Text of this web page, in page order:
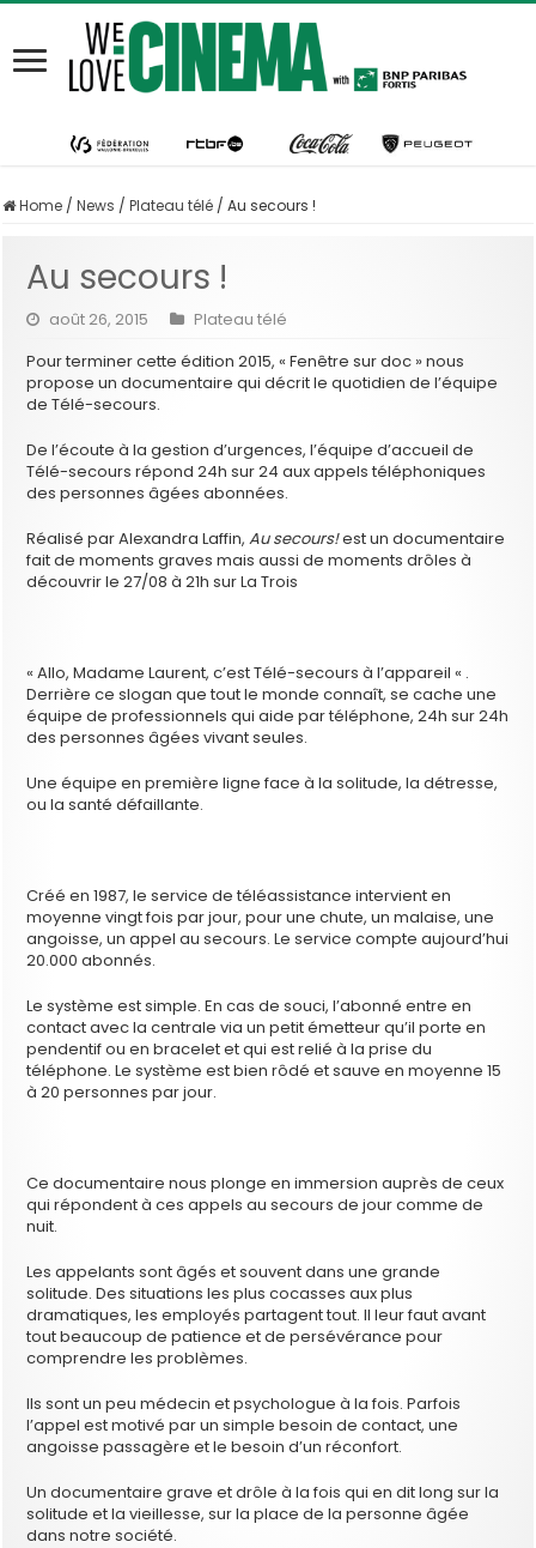
Home / News / Plateau télé / Au secours !
Au secours !
août 26, 2015
Plateau télé
Pour terminer cette édition 2015, « Fenêtre sur doc » nous
propose un documentaire qui décrit le quotidien de l’équipe
de Télé-secours.
De l’écoute à la gestion d’urgences, l’équipe d’accueil de
Télé-secours répond 24h sur 24 aux appels téléphoniques
des personnes âgées abonnées.
Réalisé par Alexandra Laffin,Au secours!est un documentaire
fait de moments graves mais aussi de moments drôles à
découvrir le 27/08 à 21h sur La Trois
« Allo, Madame Laurent, c’est Télé-secours à l’appareil « .
Derrière ce slogan que tout le monde connaît, se cache une
équipe de professionnels qui aide par téléphone, 24h sur 24h
des personnes âgées vivant seules.
Une équipe en première ligne face à la solitude, la détresse,
ou la santé défaillante.
Créé en 1987, le service de téléassistance intervient en
moyenne vingt fois par jour, pour une chute, un malaise, une
angoisse, un appel au secours. Le service compte aujourd’hui
20.000 abonnés.
Le système est simple. En cas de souci, l’abonné entre en
contact avec la centrale via un petit émetteur qu’il porte en
pendentif ou en bracelet et qui est relié à la prise du
téléphone. Le système est bien rôdé et sauve en moyenne 15
à 20 personnes par jour.
Ce documentaire nous plonge en immersion auprès de ceux
qui répondent à ces appels au secours de jour comme de
nuit.
Les appelants sont âgés et souvent dans une grande
solitude. Des situations les plus cocasses aux plus
dramatiques, les employés partagent tout. Il leur faut avant
tout beaucoup de patience et de persévérance pour
comprendre les problèmes.
Ils sont un peu médecin et psychologue à la fois. Parfois
l’appel est motivé par un simple besoin de contact, une
angoisse passagère et le besoin d’un réconfort.
Un documentaire grave et drôle à la fois qui en dit long sur la
solitude et la vieillesse, sur la place de la personne âgée
dans notre société.